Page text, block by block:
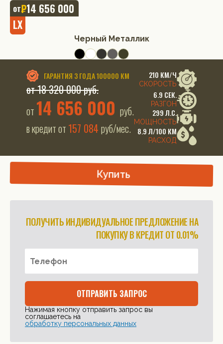
ГАРАНТИЯ 3 ГОДА 100000 КМ
от 18 320 000 руб.
от 14 656 000 руб.
в кредит от 157 084 руб/мес.
210 КМ/Ч
СКОРОСТЬ
6.9 СЕК.
РАЗГОН
299 Л.С.
МОЩНОСТЬ
8.9 Л/100 КМ
РАСХОД
Черный Металлик
от₽14 656 000
LX
Купить
ПОЛУЧИТЬ ИНДИВИДУАЛЬНОЕ ПРЕДЛОЖЕНИЕ НА
ПОКУПКУ В КРЕДИТ ОТ 0.01%
ОТПРАВИТЬ ЗАПРОС
Нажимая кнопку отправить запрос вы
соглашаетесь на
обработку персональных данных